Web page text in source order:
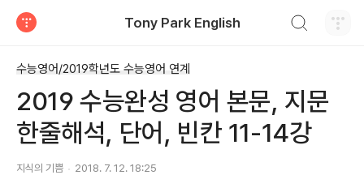
Tony Park English
수능영어/2019학년도 수능영어 연계
2019 수능완성 영어 본문, 지문
한줄해석, 단어, 빈칸 11-14강
지식의 기쁨 2018. 7. 12. 18:25